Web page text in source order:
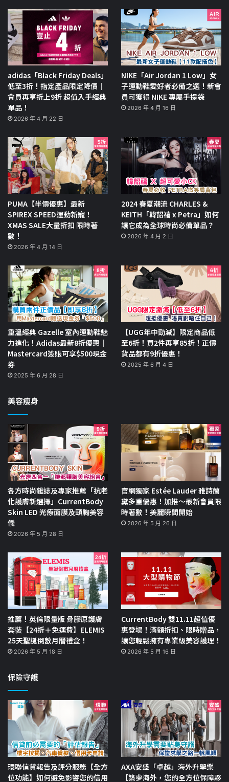
adidas「Black Friday Deals」
低至3折！指定產品限定降價｜
會員再享折上9折 超值入手經典
單品！
2026 年 4 月 22 日
NIKE「Air Jordan 1 Low」女
子運動鞋愛好者必備之選！新會
員可獲得 NIKE 專屬手提袋
2026 年 4 月 16 日
PUMA【半價優惠】最新
SPIREX SPEED運動新寵！
XMAS SALE大量折扣 限時著
數！
2026 年 4 月 14 日
2024 春夏潮流 CHARLES &
KEITH「韓韶禧 x Petra」如何
讓它成為全球時尚必備單品？
2026 年 4 月 2 日
重溫經典 Gazelle 室內運動鞋魅
力進化！Adidas最新8折優惠｜
Mastercard簽賬可享$500現金
券
2025 年 6 月 28 日
【UGG年中勁減】限定商品低
至6折！買2件再享85折！正價
貨品都有9折優惠！
2025 年 6 月 4 日
美容瘦身
各方時尚雜誌及專家推薦「抗老
化護膚新選擇」CurrentBody
Skin LED 光療面膜及頸胸美容
儀
2026 年 5 月 28 日
官網獨家 Estée Lauder 雅詩蘭
黛多重優惠！加推～最新會員限
時著數！美麗瞬間開始
2026 年 5 月 26 日
推薦！英倫限量版 骨膠原護膚
套裝【24折＋免運費】ELEMIS
25天聖誕倒數月曆禮盒！
2026 年 5 月 18 日
CurrentBody 雙11.11超值優
惠登場！滿額折扣、限時贈品，
讓您輕鬆擁有專業級美容護理！
2026 年 5 月 16 日
保險守護
環聯信貸報告及評分服務【全方
位功能】如何避免影響您的信用
AXA安盛「卓越」海外升學樂
【築夢海外，您的全方位保障夥